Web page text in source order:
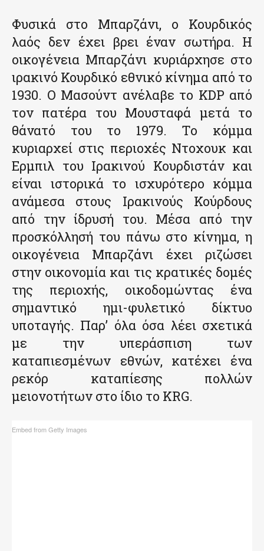
Φυσικά στο Μπαρζάνι, ο Κουρδικός
λαός δεν έχει βρει έναν σωτήρα. Η
οικογένεια Μπαρζάνι κυριάρχησε στο
ιρακινό Κουρδικό εθνικό κίνημα από το
1930. Ο Μασούντ ανέλαβε το KDP από
τον πατέρα του Μουσταφά μετά το
θάνατό του το 1979. Το κόμμα
κυριαρχεί στις περιοχές Ντοχουκ και
Ερμπιλ του Ιρακινού Κουρδιστάν και
είναι ιστορικά το ισχυρότερο κόμμα
ανάμεσα στους Ιρακινούς Κούρδους
από την ίδρυσή του. Μέσα από την
προσκόλλησή του πάνω στο κίνημα, η
οικογένεια Μπαρζάνι έχει ριζώσει
στην οικονομία και τις κρατικές δομές
της περιοχής, οικοδομώντας ένα
σημαντικό ημι-φυλετικό δίκτυο
υποταγής. Παρ’ όλα όσα λέει σχετικά
με την υπεράσπιση των
καταπιεσμένων εθνών, κατέχει ένα
ρεκόρ καταπίεσης πολλών
μειονοτήτων στο ίδιο το KRG.
Embed from Getty Images